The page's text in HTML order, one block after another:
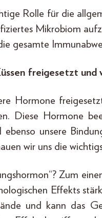
Rolle für die
Mikrobiom
gesamte
freigesetzt und
Hormone
Diese Hormone
unsere
wir uns die
Zum
Effekts
und kann das